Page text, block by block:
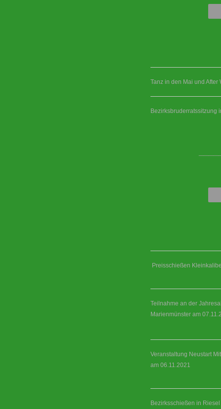
Tanz in den Mai und After
Bezirksbruderratssitzung
Preisschießen
Teilnahme an der
Marienmünster am
Veranstaltung Neustart
am 06.11.2021
Bezirksschießen in